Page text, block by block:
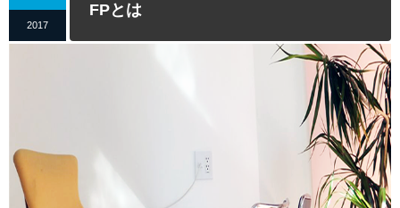
2017
FPとは